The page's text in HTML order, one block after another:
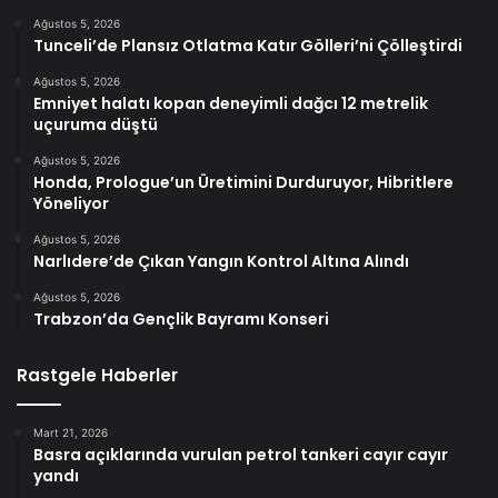
Ağustos 5, 2026
Tunceli’de Plansız Otlatma Katır Gölleri’ni Çölleştirdi
Ağustos 5, 2026
Emniyet halatı kopan deneyimli dağcı 12 metrelik
uçuruma düştü
Ağustos 5, 2026
Honda, Prologue’un Üretimini Durduruyor, Hibritlere
Yöneliyor
Ağustos 5, 2026
Narlıdere’de Çıkan Yangın Kontrol Altına Alındı
Ağustos 5, 2026
Trabzon’da Gençlik Bayramı Konseri
Rastgele Haberler
Mart 21, 2026
Basra açıklarında vurulan petrol tankeri cayır cayır
yandı